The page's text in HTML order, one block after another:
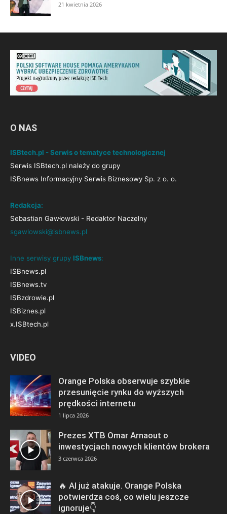
21 kwietnia 2026
O NAS
ISBtech.pl - Serwis o tematyce technologicznej
Serwis ISBtech.pl należy do grupy
ISBnews Informacyjny Serwis Biznesowy Sp. z o. o.
Redakcja:
Sebastian Gawłowski - Redaktor Naczelny
sgawlowski@isbnews.pl
Inne serwisy grupy ISBnews:
ISBnews.pl
ISBnews.tv
ISBzdrowie.pl
ISBiznes.pl
x.ISBtech.pl
VIDEO
Orange Polska obserwuje szybkie
przesunięcie rynku do wyższych
prędkości internetu
1 lipca 2026
Prezes XTB Omar Arnaout o
inwestycjach nowych klientów brokera
3 czerwca 2026
🔥 AI już atakuje. Orange Polska
potwierdza coś, co wielu jeszcze
ignoruje👇